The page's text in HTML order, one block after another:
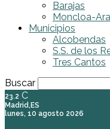
Barajas
Moncloa-
Municipios
Alcobendas
S.S. de los
Tres Cantos
Buscar
23.2 C
Madrid,ES
lunes, 10 agosto 2026